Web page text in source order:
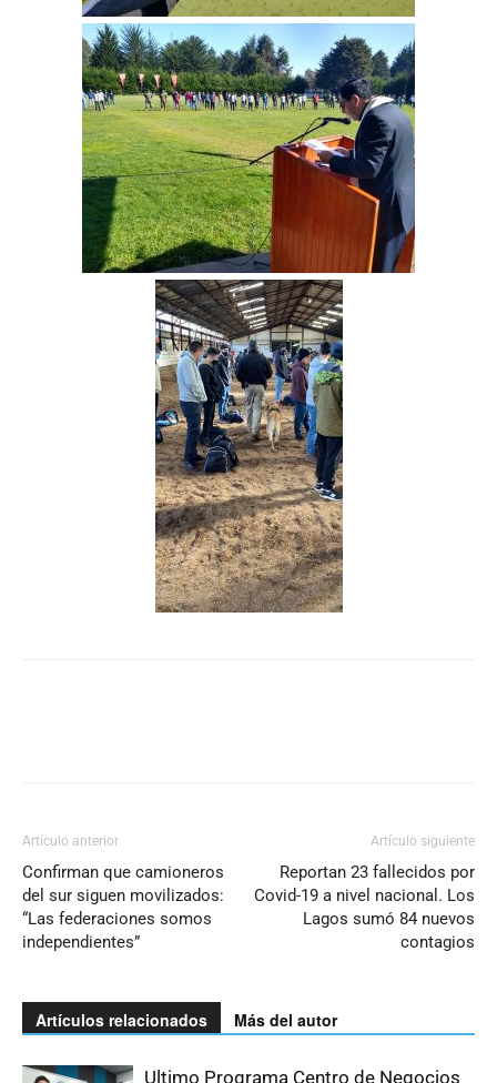
Artículo anterior
Confirman que camioneros
del sur siguen movilizados:
“Las federaciones somos
independientes”
Artículo siguiente
Reportan 23 fallecidos por
Covid-19 a nivel nacional. Los
Lagos sumó 84 nuevos
contagios
Artículos relacionados Más del autor
Ultimo Programa Centro de Negocios